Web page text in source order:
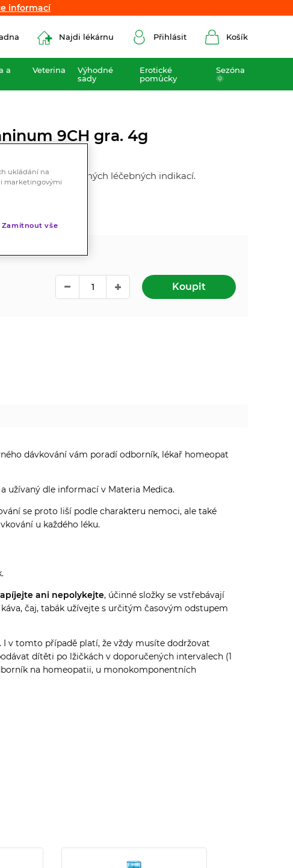
informací
informací
Najdi lékárnu Přihlásit Košík
a
Veterina
Výhodné
sady
Erotické
pomůcky
Sezóna
🌞
9CH gra. 4g
bez schválených léčebných indikací.
Koupit
dávkování vám poradí odborník, lékař homeopat
užívaný dle informací v Materia Medica.
se proto liší podle charakteru nemoci, ale také
u každého léku.
ani nepolykejte, účinné složky se vstřebávají
čaj, tabák užívejte s určitým časovým odstupem
v tomto případě platí, že vždy musíte dodržovat
dítěti po lžičkách v doporučených intervalech (1
na homeopatii, u monokomponentních
ukládání na
marketingovými
Zamítnout vše